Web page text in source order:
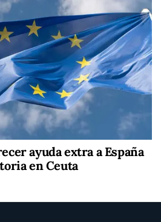
ayuda extra a España
en Ceuta